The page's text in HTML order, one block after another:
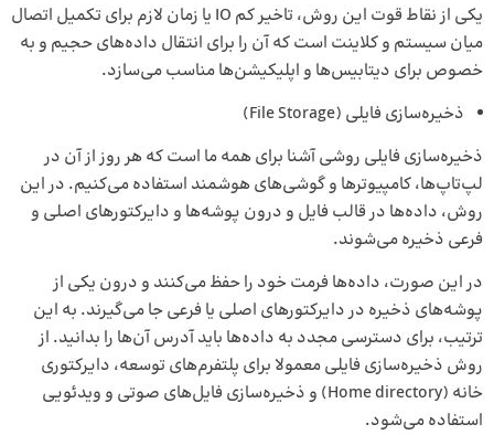
یکی از نقاط قوت این روش، تاخیر کم IO یا زمان لازم برای تکمیل اتصال
میان سیستم و کلاینت است که آن را برای انتقال داده‌های حجیم و به
خصوص برای دیتابیس‌ها و اپلیکیشن‌ها مناسب می‌سازد.
ذخیره‌سازی فایلی (File Storage)
ذخیره‌سازی فایلی روشی آشنا برای همه ما است که هر روز از آن در
لپ‌تاپ‌ها، کامپیوترها و گوشی‌های هوشمند استفاده می‌کنیم. در این
روش، داده‌ها در قالب فایل و درون پوشه‌ها و دایرکتورهای اصلی و
فرعی ذخیره می‌شوند.
در این صورت، داده‌ها فرمت خود را حفظ می‌کنند و درون یکی از
پوشه‌های ذخیره در دایرکتورهای اصلی یا فرعی جا می‌گیرند. به ‌این
‌ترتیب، برای دسترسی مجدد به داده‌ها باید آدرس آن‌ها را بدانید. از
روش ذخیره‌سازی فایلی معمولا برای پلتفرم‌های توسعه، دایرکتوری
خانه (Home directory) و ذخیره‌سازی فایل‌های صوتی و ویدئویی
استفاده می‌شود.